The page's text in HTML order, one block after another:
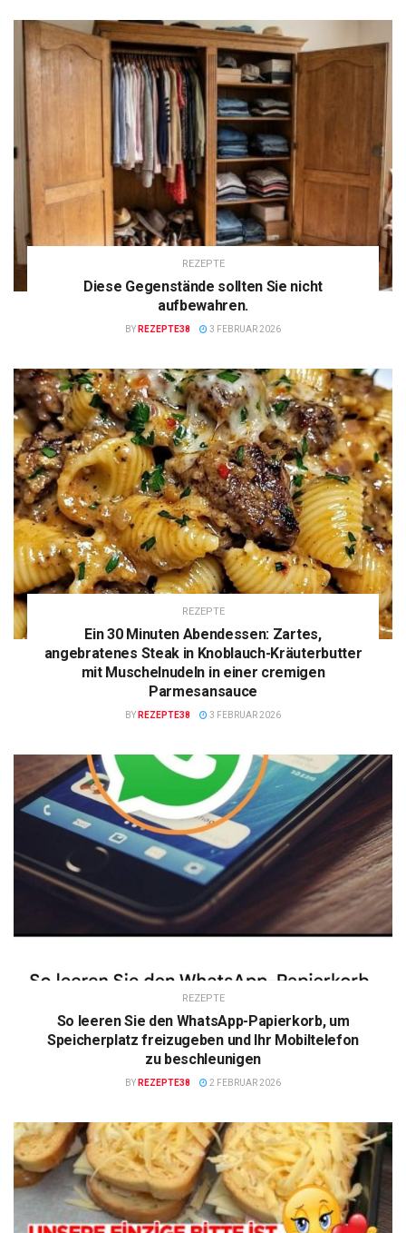
REZEPTE
Diese Gegenstände sollten Sie nicht
aufbewahren.
BY REZEPTE38 3 FEBRUAR 2026
REZEPTE
Ein 30 Minuten Abendessen: Zartes,
angebratenes Steak in Knoblauch-Kräuterbutter
mit Muschelnudeln in einer cremigen
Parmesansauce
BY REZEPTE38 3 FEBRUAR 2026
REZEPTE
So leeren Sie den WhatsApp-Papierkorb, um
Speicherplatz freizugeben und Ihr Mobiltelefon
zu beschleunigen
BY REZEPTE38 2 FEBRUAR 2026